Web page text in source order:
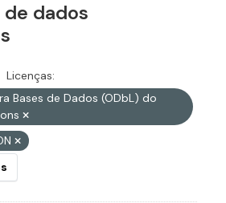
dados
Licenças:
Bases de Dados (ODbL) do